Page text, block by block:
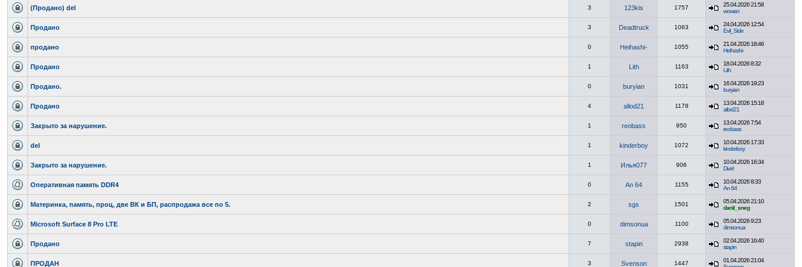
(Продано) del 3 123kis 1757
25.04.2026 21:58
wowan
Продано 3 Deadtruck 1063
24.04.2026 12:54
Evil_Side
продано 0 Heihashi- 1055
21.04.2026 18:46
Heihashi-
Продано 1 Lith 1163
18.04.2026 8:32
Lith
Продано. 0 buryian 1031
16.04.2026 19:23
buryian
Продано 4 allod21 1178
13.04.2026 15:18
allod21
Закрыто за нарушение. 1 reobass 950
13.04.2026 7:54
reobass
del 1 kinderboy 1072
10.04.2026 17:33
kinderboy
Закрыто за нарушение. 1 Илья077 906
10.04.2026 16:34
Divel
Оперативная память DDR4 0 An 64 1155
10.04.2026 8:33
An 64
Материнка, память, проц, две ВК и БП, распродажа все по 5. 2 sgs 1501
05.04.2026 21:10
danil_sneg
Microsoft Surface 8 Pro LTE 0 dimsonua 1100
05.04.2026 9:23
dimsonua
Продано 7 stapin 2938
02.04.2026 16:40
stapin
ПРОДАН 3 Svenson 1447
01.04.2026 21:04